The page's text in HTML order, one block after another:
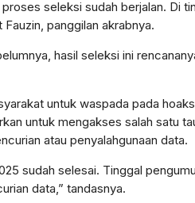
proses seleksi sudah berjalan. Di
panggilan akrabnya.
hasil seleksi ini
untuk waspada pada
untuk mengakses salah satu
atau penyalahgunaan data.
sudah selesai. Tinggal
data,” tandasnya.